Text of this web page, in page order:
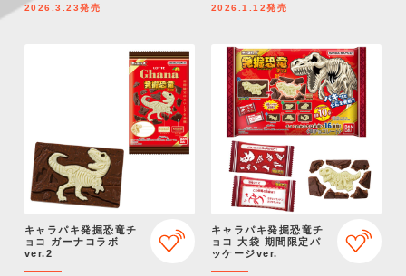
2026.3.23発売 2026.1.12発売
キャラパキ発掘恐竜チ
ョコ ガーナコラボ
ver.2
キャラパキ発掘恐竜チ
ョコ 大袋 期間限定パ
ッケージver.